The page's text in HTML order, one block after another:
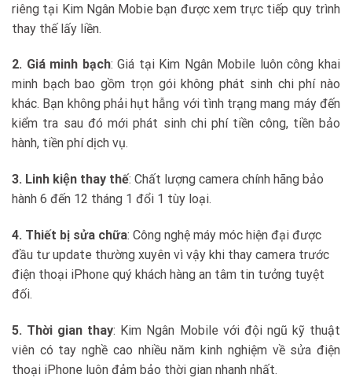
riêng tại Kim Ngân Mobie bạn được xem trực tiếp quy trình
thay thế lấy liền.
2. Giá minh bạch: Giá tại Kim Ngân Mobile luôn công khai
minh bạch bao gồm trọn gói không phát sinh chi phí nào
khác. Bạn không phải hụt hẫng với tình trạng mang máy đến
kiểm tra sau đó mới phát sinh chi phí tiền công, tiền bảo
hành, tiền phí dịch vụ.
3. Linh kiện thay thế: Chất lượng camera chính hãng bảo
hành 6 đến 12 tháng 1 đổi 1 tùy loại.
4. Thiết bị sửa chữa: Công nghệ máy móc hiện đại được
đầu tư update thường xuyên vì vậy khi thay camera trước
điện thoại iPhone quý khách hàng an tâm tin tưởng tuyệt
đối.
5. Thời gian thay: Kim Ngân Mobile với đội ngũ kỹ thuật
viên có tay nghề cao nhiều năm kinh nghiệm về sửa điện
thoại iPhone luôn đảm bảo thời gian nhanh nhất.